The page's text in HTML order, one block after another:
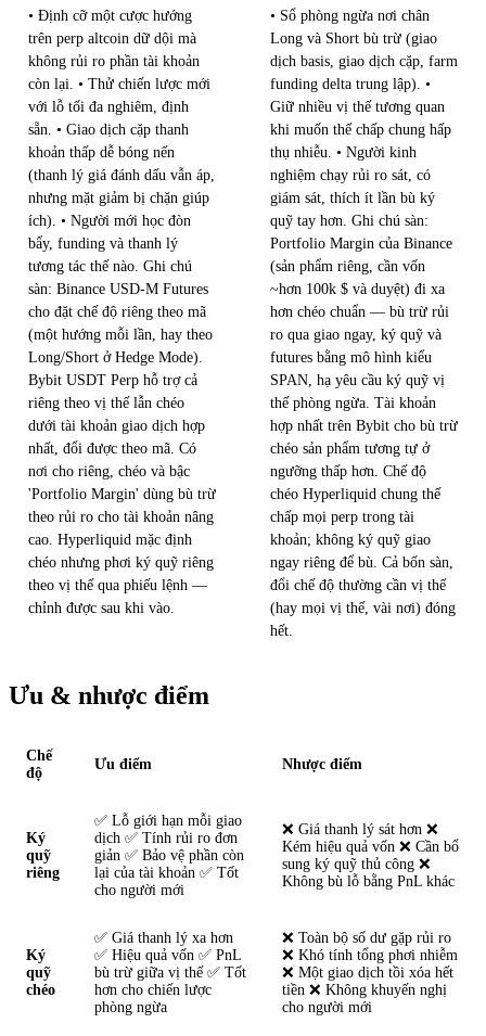
• Định cỡ một cược hướng
trên perp altcoin dữ dội mà
không rủi ro phần tài khoản
còn lại. • Thử chiến lược mới
với lỗ tối đa nghiêm, định
sẵn. • Giao dịch cặp thanh
khoản thấp dễ bóng nến
(thanh lý giá đánh dấu vẫn áp,
nhưng mặt giảm bị chặn giúp
ích). • Người mới học đòn
bẩy, funding và thanh lý
tương tác thế nào. Ghi chú
sàn: Binance USD-M Futures
cho đặt chế độ riêng theo mã
(một hướng mỗi lần, hay theo
Long/Short ở Hedge Mode).
Bybit USDT Perp hỗ trợ cả
riêng theo vị thế lẫn chéo
dưới tài khoản giao dịch hợp
nhất, đổi được theo mã. Có
nơi cho riêng, chéo và bậc
'Portfolio Margin' dùng bù trừ
theo rủi ro cho tài khoản nâng
cao. Hyperliquid mặc định
chéo nhưng phơi ký quỹ riêng
theo vị thế qua phiếu lệnh —
chỉnh được sau khi vào.
• Sổ phòng ngừa nơi chân
Long và Short bù trừ (giao
dịch basis, giao dịch cặp, farm
funding delta trung lập). •
Giữ nhiều vị thế tương quan
khi muốn thế chấp chung hấp
thụ nhiễu. • Người kinh
nghiệm chạy rủi ro sát, có
giám sát, thích ít lần bù ký
quỹ tay hơn. Ghi chú sàn:
Portfolio Margin của Binance
(sản phẩm riêng, cần vốn
~hơn 100k $ và duyệt) đi xa
hơn chéo chuẩn — bù trừ rủi
ro qua giao ngay, ký quỹ và
futures bằng mô hình kiểu
SPAN, hạ yêu cầu ký quỹ vị
thế phòng ngừa. Tài khoản
hợp nhất trên Bybit cho bù trừ
chéo sản phẩm tương tự ở
ngưỡng thấp hơn. Chế độ
chéo Hyperliquid chung thế
chấp mọi perp trong tài
khoản; không ký quỹ giao
ngay riêng để bù. Cả bốn sàn,
đổi chế độ thường cần vị thế
(hay mọi vị thế, vài nơi) đóng
hết.
Ưu & nhược điểm
Chế
độ
Ưu điểm Nhược điểm
Ký
quỹ
riêng
✅ Lỗ giới hạn mỗi giao
dịch ✅ Tính rủi ro đơn
giản ✅ Bảo vệ phần còn
lại của tài khoản ✅ Tốt
cho người mới
❌ Giá thanh lý sát hơn ❌
Kém hiệu quả vốn ❌ Cần bổ
sung ký quỹ thủ công ❌
Không bù lỗ bằng PnL khác
Ký
quỹ
chéo
✅ Giá thanh lý xa hơn
✅ Hiệu quả vốn ✅ PnL
bù trừ giữa vị thế ✅ Tốt
hơn cho chiến lược
phòng ngừa
❌ Toàn bộ số dư gặp rủi ro
❌ Khó tính tổng phơi nhiễm
❌ Một giao dịch tồi xóa hết
tiền ❌ Không khuyến nghị
cho người mới